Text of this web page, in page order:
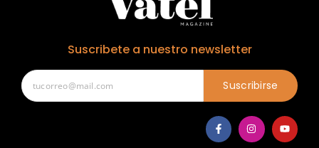
Suscribete a nuestro newsletter
Suscribirse